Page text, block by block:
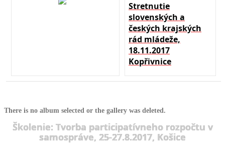
Stretnutie
slovenských a
českých krajských
rád mládeže,
18.11.2017
Kopřivnice
There is no album selected or the gallery was deleted.
Školenie: Tvorba participatívneho rozpočtu v
samospráve, 25-27.8.2017, Košice